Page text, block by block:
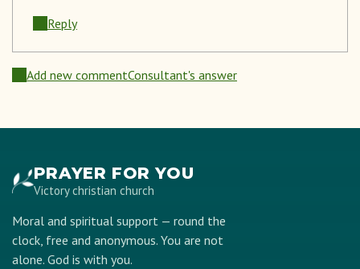
Reply
Add new commentConsultant's answer
PRAYER FOR YOU
Victory christian church
Moral and spiritual support — round the
clock, free and anonymous. You are not
alone. God is with you.